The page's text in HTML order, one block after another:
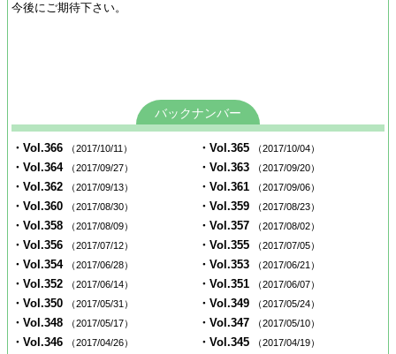
今後にご期待下さい。
バックナンバー
・Vol.366 （2017/10/11） ・Vol.365 （2017/10/04）
・Vol.364 （2017/09/27） ・Vol.363 （2017/09/20）
・Vol.362 （2017/09/13） ・Vol.361 （2017/09/06）
・Vol.360 （2017/08/30） ・Vol.359 （2017/08/23）
・Vol.358 （2017/08/09） ・Vol.357 （2017/08/02）
・Vol.356 （2017/07/12） ・Vol.355 （2017/07/05）
・Vol.354 （2017/06/28） ・Vol.353 （2017/06/21）
・Vol.352 （2017/06/14） ・Vol.351 （2017/06/07）
・Vol.350 （2017/05/31） ・Vol.349 （2017/05/24）
・Vol.348 （2017/05/17） ・Vol.347 （2017/05/10）
・Vol.346 （2017/04/26） ・Vol.345 （2017/04/19）